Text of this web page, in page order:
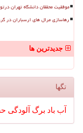
موفقیت محققان دانشگاه تهران
رهاسازی مرال های ارسباران در
جدیدترین ها
تگها
آب باد برگ آلودگی